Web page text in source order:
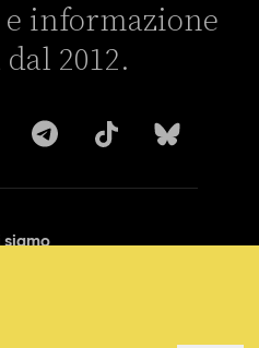
e informazione
2012.
siamo